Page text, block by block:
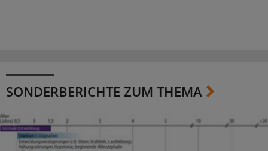
SONDERBERICHTE ZUM THEMA